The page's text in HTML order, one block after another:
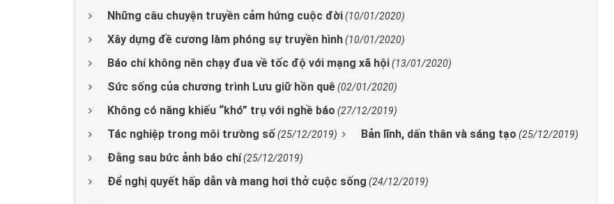
Những câu chuyện truyền cảm hứng cuộc đời(10/01/2020)
Xây dựng đề cương làm phóng sự truyền hình(10/01/2020)
Báo chí không nên chạy đua về tốc độ với mạng xã hội(13/01/2020)
Sức sống của chương trình Lưu giữ hồn quê(02/01/2020)
Không có năng khiếu “khó” trụ với nghề báo (27/12/2019)
Tác nghiệp trong môi trường số(25/12/2019) Bản lĩnh, dấn thân và sáng tạo (25/12/2019)
Đằng sau bức ảnh báo chí(25/12/2019)
Để nghị quyết hấp dẫn và mang hơi thở cuộc sống (24/12/2019)